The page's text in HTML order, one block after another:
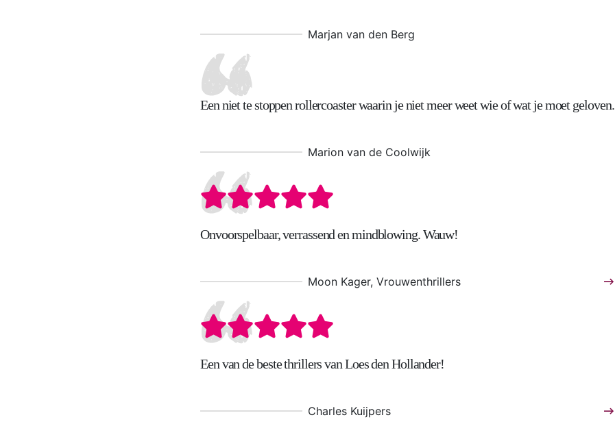
Marjan van den Berg
Een niet te stoppen rollercoaster waarin je niet meer weet wie of wat je moet geloven.
Marion van de Coolwijk
Onvoorspelbaar, verrassend en mindblowing. Wauw!
Moon Kager, Vrouwenthrillers
Een van de beste thrillers van Loes den Hollander!
Charles Kuijpers